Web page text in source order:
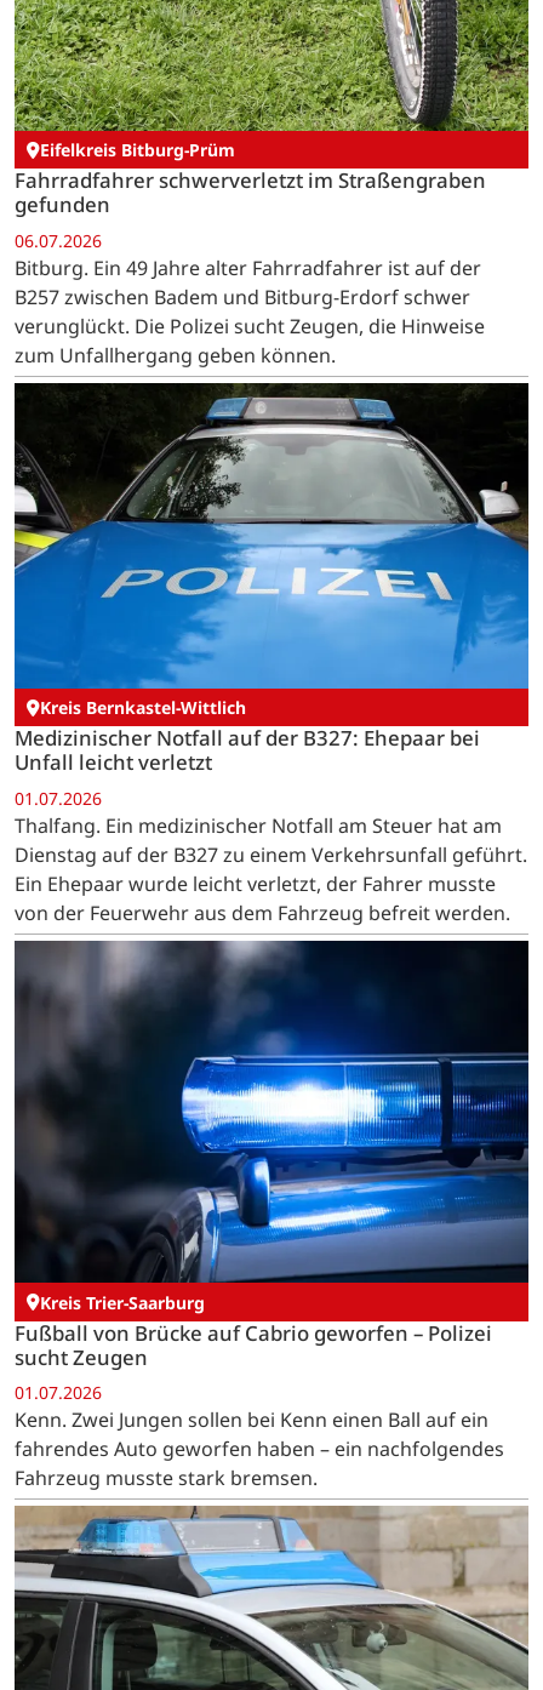
Eifelkreis Bitburg-Prüm
Fahrradfahrer schwerverletzt im Straßengraben
gefunden
06.07.2026
Bitburg. Ein 49 Jahre alter Fahrradfahrer ist auf der
B257 zwischen Badem und Bitburg-Erdorf schwer
verunglückt. Die Polizei sucht Zeugen, die Hinweise
zum Unfallhergang geben können.
Kreis Bernkastel-Wittlich
Medizinischer Notfall auf der B327: Ehepaar bei
Unfall leicht verletzt
01.07.2026
Thalfang. Ein medizinischer Notfall am Steuer hat am
Dienstag auf der B327 zu einem Verkehrsunfall geführt.
Ein Ehepaar wurde leicht verletzt, der Fahrer musste
von der Feuerwehr aus dem Fahrzeug befreit werden.
Kreis Trier-Saarburg
Fußball von Brücke auf Cabrio geworfen – Polizei
sucht Zeugen
01.07.2026
Kenn. Zwei Jungen sollen bei Kenn einen Ball auf ein
fahrendes Auto geworfen haben – ein nachfolgendes
Fahrzeug musste stark bremsen.